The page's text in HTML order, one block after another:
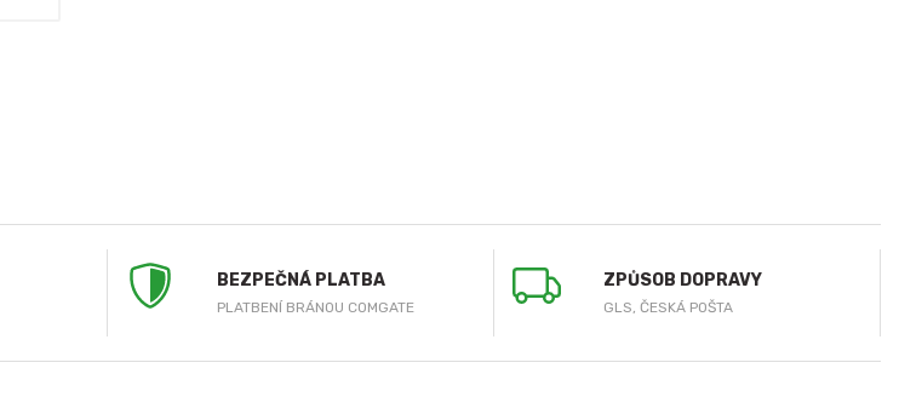
BEZPEČNÁ PLATBA
PLATBENÍ BRÁNOU COMGATE
ZPŮSOB DOPRAVY
GLS, ČESKÁ POŠTA